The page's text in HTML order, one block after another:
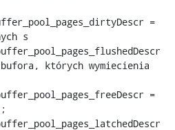
=
s
których wymiecienia